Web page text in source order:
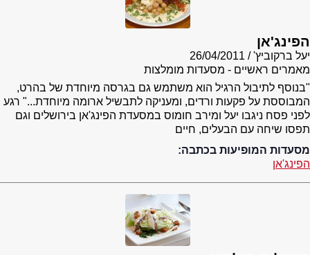
הפינג'אן
יעל ברקוביץ'
26/04/2011
מאמרים ראשיים - מסעדות מומלצות
"בנוסף לתיבול הרגיל הוא משתמש גם בגרסה מיוחדת של בהרט,
המבוססת על פקעות ורדים, ומעניקה לתבשיל ארומה מיוחדת..." רגע
לפני פסח ניגבו יעל ומירב חומוס במסעדת הפינג'אן בירושלים וגם
תפסו שיחה עם הבעלים, חיים
מסעדות המופיעות בכתבה:
הפינג'אן